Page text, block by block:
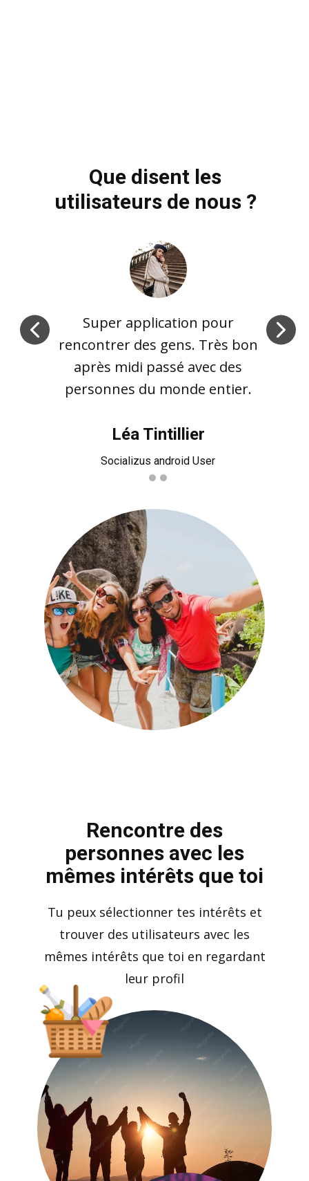
Que disent les
utilisateurs de nous ?
Super application pour
rencontrer des gens. Très bon
après midi passé avec des
personnes du monde entier.
Léa Tintillier
Socializus android User
Rencontre des
personnes avec les
mêmes intérêts que toi
Tu peux sélectionner tes intérêts et
trouver des utilisateurs avec les
mêmes intérêts que toi en regardant
leur profil